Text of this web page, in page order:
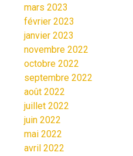
mars 2023
février 2023
janvier 2023
novembre 2022
octobre 2022
septembre 2022
août 2022
juillet 2022
juin 2022
mai 2022
avril 2022